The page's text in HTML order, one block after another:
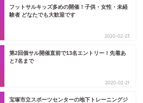
フットサルキッズ多めの開催！子供・女性・未経
験者 どなたでも大歓迎です
2020-02-23
第2回個サル開催直前で13名エントリー！先着あ
と7名まで
2020-02-21
宝塚市立スポーツセンターの地下トレーニングジ